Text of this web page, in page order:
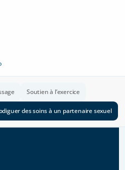
Soutien à l’exercice
des soins à un partenaire sexuel